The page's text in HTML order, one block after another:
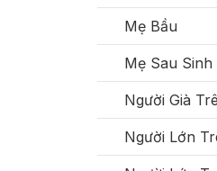
Mẹ Bầu
Mẹ Sau Sinh
Người Già
Người Lớn